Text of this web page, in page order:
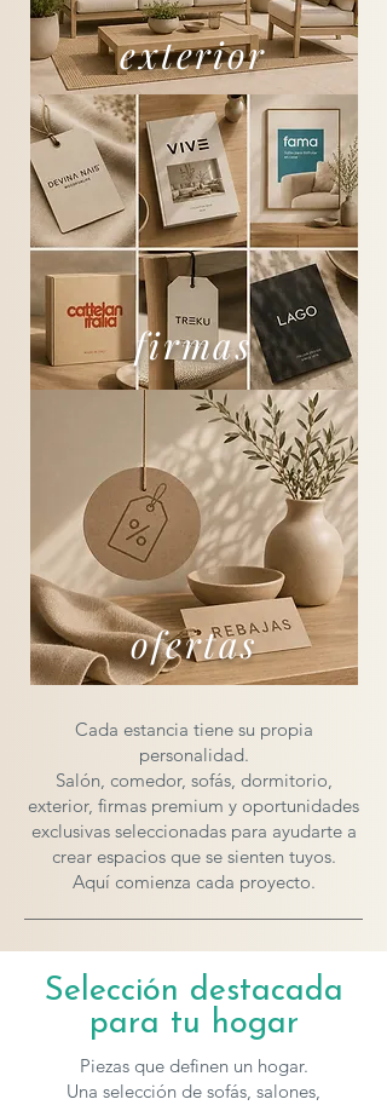
exterior
firmas
ofertas
Cada estancia tiene su propia
personalidad.
Salón, comedor, sofás, dormitorio,
exterior, firmas premium y oportunidades
exclusivas seleccionadas para ayudarte a
crear espacios que se sienten tuyos.
Aquí comienza cada proyecto.
Selección destacada
para tu hogar
Piezas que definen un hogar.
Una selección de sofás, salones,